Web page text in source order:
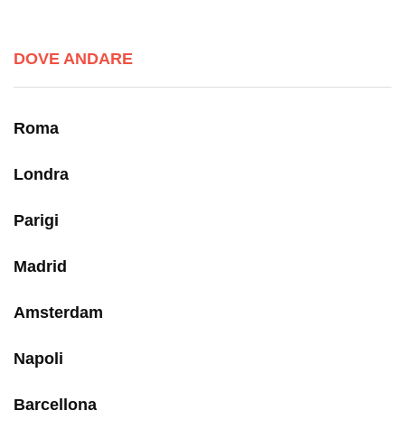
DOVE ANDARE
Roma
Londra
Parigi
Madrid
Amsterdam
Napoli
Barcellona